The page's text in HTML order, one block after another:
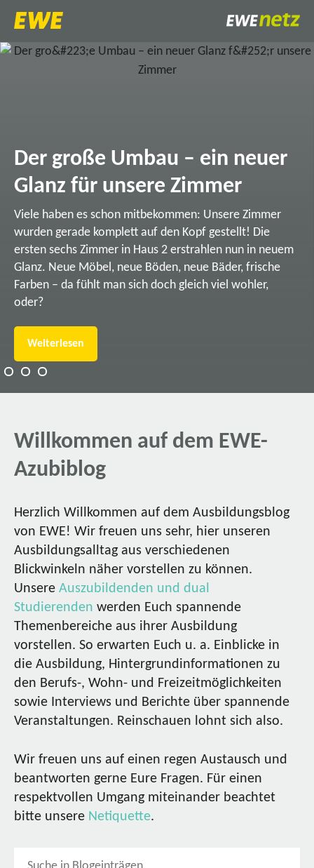
Der große Umbau – ein neuer
Glanz für unsere Zimmer
Viele haben es schon mitbekommen: Unsere Zimmer
wurden gerade komplett auf den Kopf gestellt! Die
ersten sechs Zimmer in Haus 2 erstrahlen nun in neuem
Glanz. Neue Möbel, neue Böden, neue Bäder, frische
Farben – da fühlt man sich doch gleich viel wohler,
oder?
Weiterlesen
Willkommen auf dem EWE-
Azubiblog
Herzlich Willkommen auf dem Ausbildungsblog
von EWE! Wir freuen uns sehr, hier unseren
Ausbildungsalltag aus verschiedenen
Blickwinkeln näher vorstellen zu können.
Unsere Auszubildenden und dual
Studierenden werden Euch spannende
Themenbereiche aus ihrer Ausbildung
vorstellen. So erwarten Euch u. a. Einblicke in
die Ausbildung, Hintergrundinformationen zu
den Berufs-, Wohn- und Freizeitmöglichkeiten
sowie Interviews und Berichte über spannende
Veranstaltungen. Reinschauen lohnt sich also.
Wir freuen uns auf einen regen Austausch und
beantworten gerne Eure Fragen. Für einen
respektvollen Umgang miteinander beachtet
bitte unsere Netiquette.